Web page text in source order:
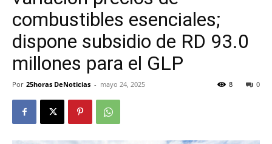
combustibles esenciales;
dispone subsidio de RD 93.0
millones para el GLP
Por 25horas DeNoticias - mayo 24, 2025 0
8